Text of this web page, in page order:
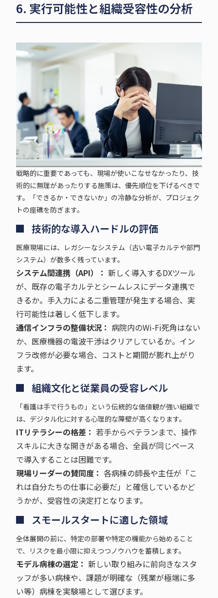
6. 実行可能性と組織受容性の分析
戦略的に重要であっても、現場が使いこなせなかったり、技
術的に無理があったりする施策は、優先順位を下げるべきで
す。「できるか・できないか」の冷静な分析が、プロジェク
トの座礁を防ぎます。
技術的な導入ハードルの評価
医療現場には、レガシーなシステム（古い電子カルテや部門
システム）が数多く残っています。
システム間連携（API）： 新しく導入するDXツール
が、既存の電子カルテとシームレスにデータ連携で
きるか。手入力による二重管理が発生する場合、実
行可能性は著しく低下します。
通信インフラの整備状況： 病院内のWi-Fi死角はない
か、医療機器の電波干渉はクリアしているか。イン
フラ改修が必要な場合、コストと期間が膨れ上がり
ます。
組織文化と従業員の受容レベル
「看護は手で行うもの」という伝統的な価値観が強い組織で
は、デジタル化に対する心理的な障壁が高くなります。
ITリテラシーの格差： 若手からベテランまで、操作
スキルに大きな開きがある場合、全員が同じペース
で導入することは困難です。
現場リーダーの賛同度： 各病棟の師長や主任が「こ
れは自分たちの仕事に必要だ」と確信しているかど
うかが、受容性の決定打となります。
スモールスタートに適した領域
全体展開の前に、特定の部署や特定の機能から始めること
で、リスクを最小限に抑えつつノウハウを蓄積します。
モデル病棟の選定： 新しい取り組みに前向きなスタ
ッフが多い病棟や、課題が明確な（残業が極端に多
い等）病棟を実験場として選びます。